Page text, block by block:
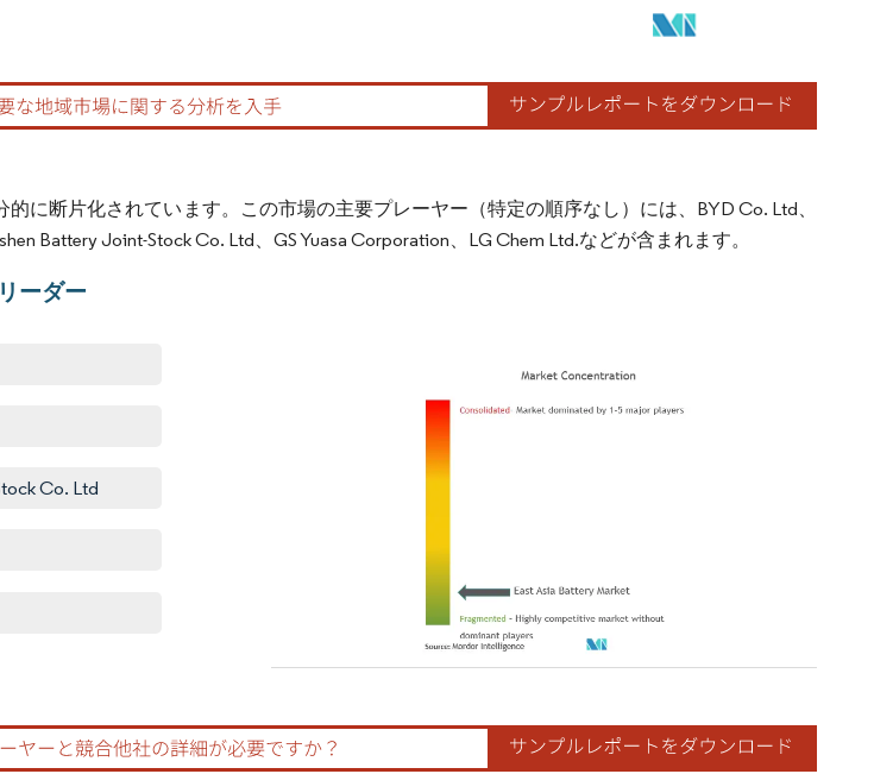
BY 4.0の表示が必要です。
に断片化されています。この市場の主要プレーヤー（特定の順序なし）には、BYD Co. Ltd、
Battery Joint-Stock Co. Ltd、GS Yuasa Corporation、LG Chem Ltd.などが含まれます。
ーダー
Co. Ltd
画像 © Mordor Intelligence。再利用にはCC BY 4.0の表示が必要です。